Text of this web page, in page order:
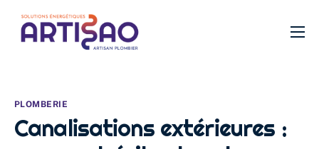
PLOMBERIE
Canalisations extérieures :